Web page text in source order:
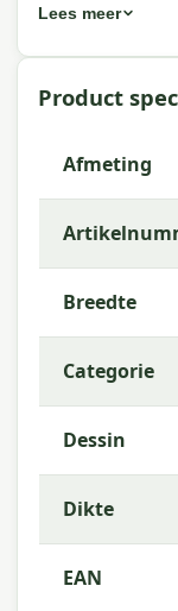
Artikelnummer:
EAN:
Afmeting:Ca.
Stof:100%
Vulling:
Rits:Ja (hoes
Garantie:2
Was de
Lees meer
Product
Afmeting
Breedte
Categorie
Dessin
Dikte
EAN